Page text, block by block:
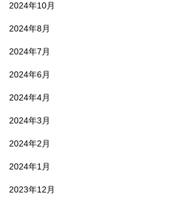
2024年10月
2024年8月
2024年7月
2024年6月
2024年4月
2024年3月
2024年2月
2024年1月
2023年12月